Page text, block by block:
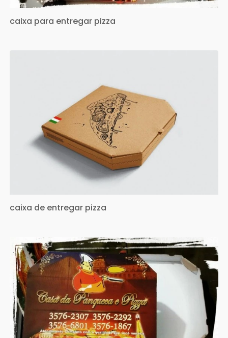
caixa para entregar pizza
caixa de entregar pizza